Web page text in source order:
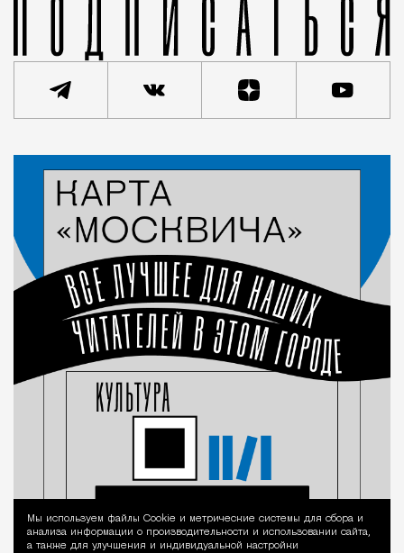
Уведомление
Мы используем файлы Сookie и метрические системы для сбора и
анализа информации о производительности и использовании сайта,
а также для улучшения и индивидуальной настройки